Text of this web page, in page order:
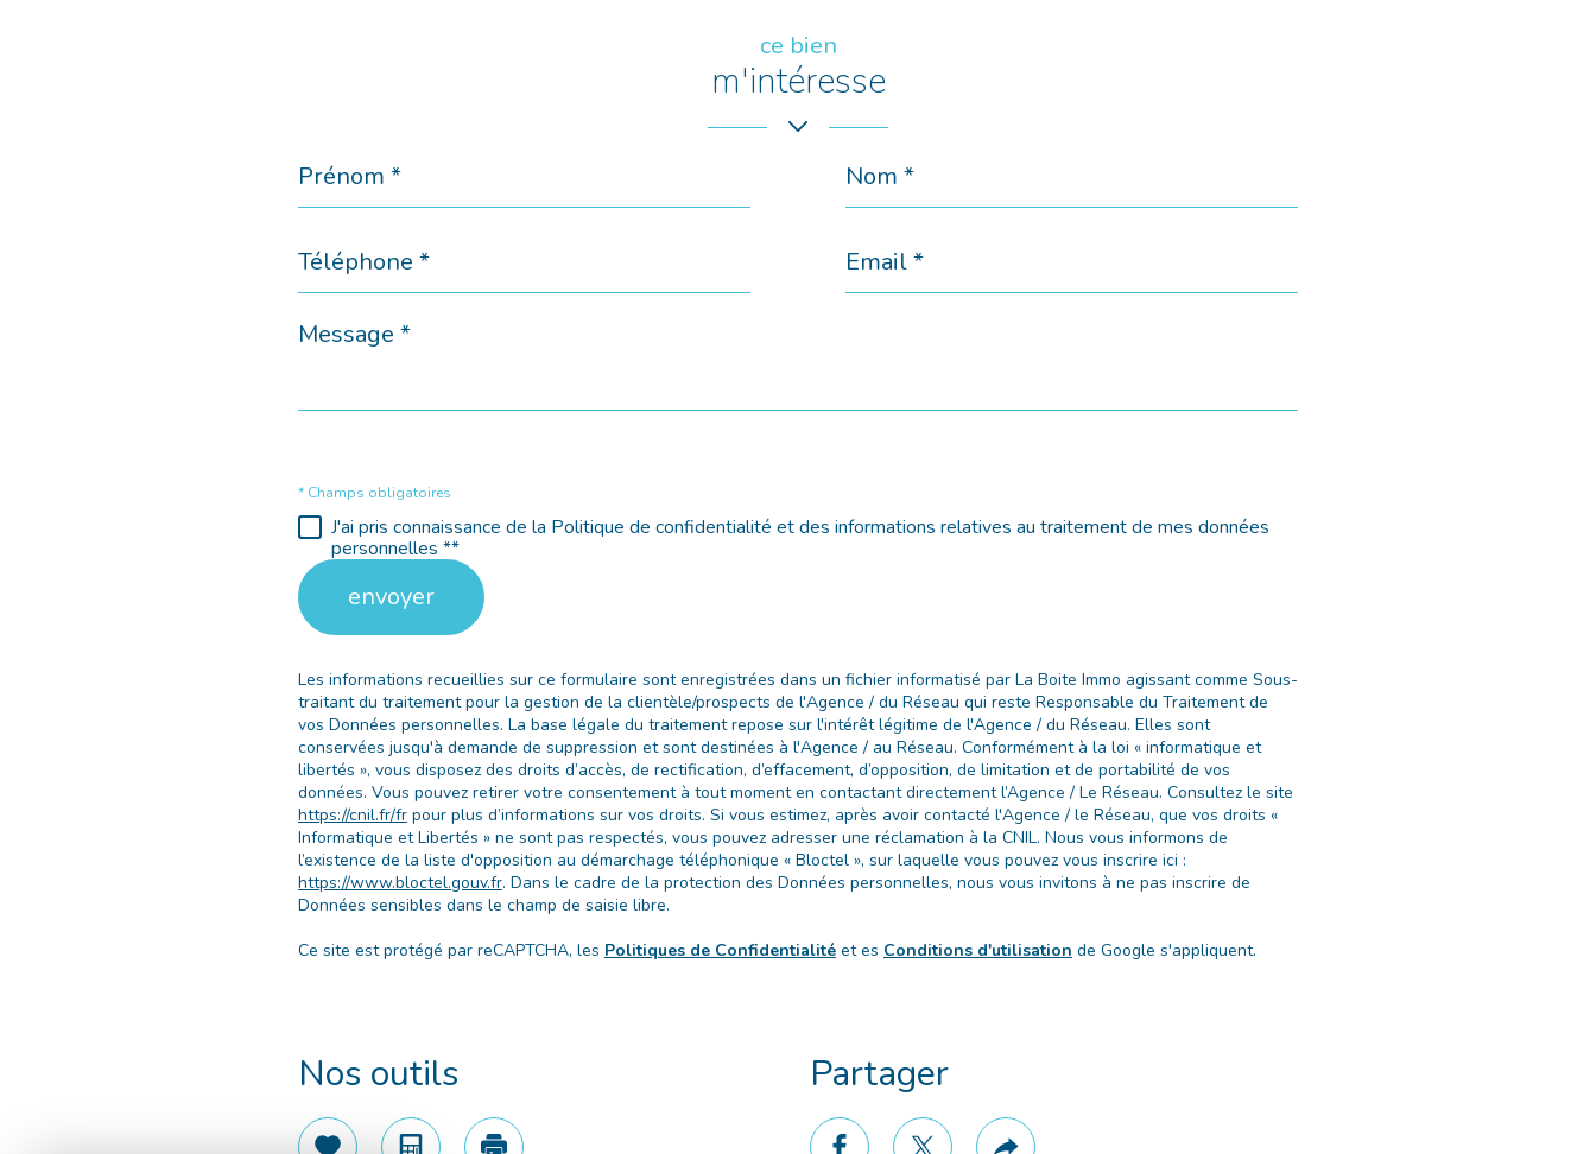
ce bien
m'intéresse
Prénom
Nom
Téléphone
Email
Message
* Champs obligatoires
J'ai pris connaissance de la Politique de confidentialité et des informations relatives au traitement de mes données
personnelles **
envoyer
Les informations recueillies sur ce formulaire sont enregistrées dans un fichier informatisé par La Boite Immo agissant comme Sous-
traitant du traitement pour la gestion de la clientèle/prospects de l'Agence / du Réseau qui reste Responsable du Traitement de
vos Données personnelles. La base légale du traitement repose sur l'intérêt légitime de l'Agence / du Réseau. Elles sont
conservées jusqu'à demande de suppression et sont destinées à l'Agence / au Réseau. Conformément à la loi « informatique et
libertés », vous disposez des droits d’accès, de rectification, d’effacement, d’opposition, de limitation et de portabilité de vos
données. Vous pouvez retirer votre consentement à tout moment en contactant directement l’Agence / Le Réseau. Consultez le site
https://cnil.fr/fr pour plus d’informations sur vos droits. Si vous estimez, après avoir contacté l'Agence / le Réseau, que vos droits «
Informatique et Libertés » ne sont pas respectés, vous pouvez adresser une réclamation à la CNIL. Nous vous informons de
l’existence de la liste d'opposition au démarchage téléphonique « Bloctel », sur laquelle vous pouvez vous inscrire ici :
https://www.bloctel.gouv.fr. Dans le cadre de la protection des Données personnelles, nous vous invitons à ne pas inscrire de
Données sensibles dans le champ de saisie libre.
Ce site est protégé par reCAPTCHA, les Politiques de Confidentialité et es Conditions d'utilisation de Google s'appliquent.
Nos outils Partager